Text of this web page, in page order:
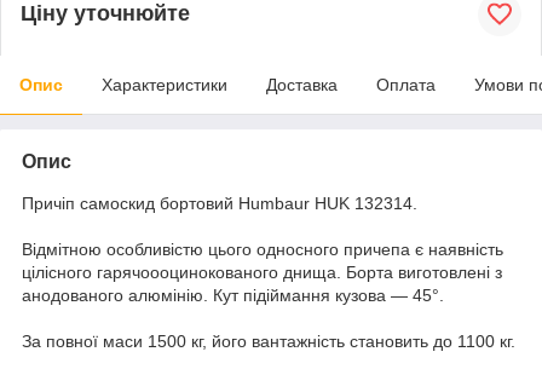
Ціну уточнюйте
Опис Характеристики Доставка Оплата Умови
Опис
Причіп самоскид бортовий Humbaur HUK 132314.
Відмітною особливістю цього односного причепа є наявність
цілісного гарячоооцинокованого днища. Борта виготовлені з
анодованого алюмінію. Кут підіймання кузова — 45°.
За повної маси 1500 кг, його вантажність становить до 1100 кг.